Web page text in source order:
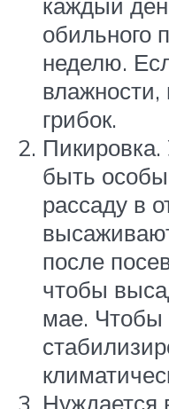
обильного
неделю.
влажности,
грибок.
быть
рассаду в
после
чтобы
мае. Чтобы
Нуждается